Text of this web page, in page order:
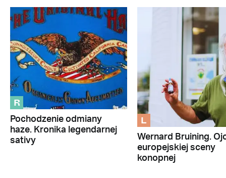
R
Pochodzenie odmiany
haze. Kronika legendarnej
sativy
L
Wernard Bruining.
europejskiej sceny
konopnej